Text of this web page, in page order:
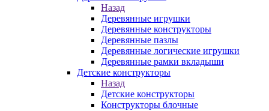
Назад
Деревянные игрушки
Деревянные конструкторы
Деревянные пазлы
Деревянные логические игрушки
Деревянные рамки вкладыши
Детские конструкторы
Назад
Детские конструкторы
Конструкторы блочные